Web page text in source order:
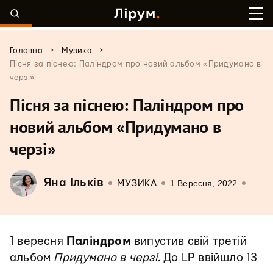
Головна > Музика
>
Пісня за піснею: Паліндром про новий альбом «Придумано в
черзі»
Пісня за піснею: Паліндром про
новий альбом «Придумано в
черзі»
Яна Ільків МУЗИКА 1 Вересня, 2022
1 вересня Паліндром випустив свій третій
альбом Придумано в черзі.До LP ввійшло 13